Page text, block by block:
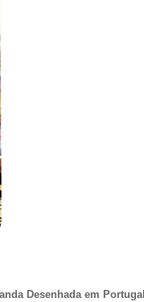
Desenhada em Portugal